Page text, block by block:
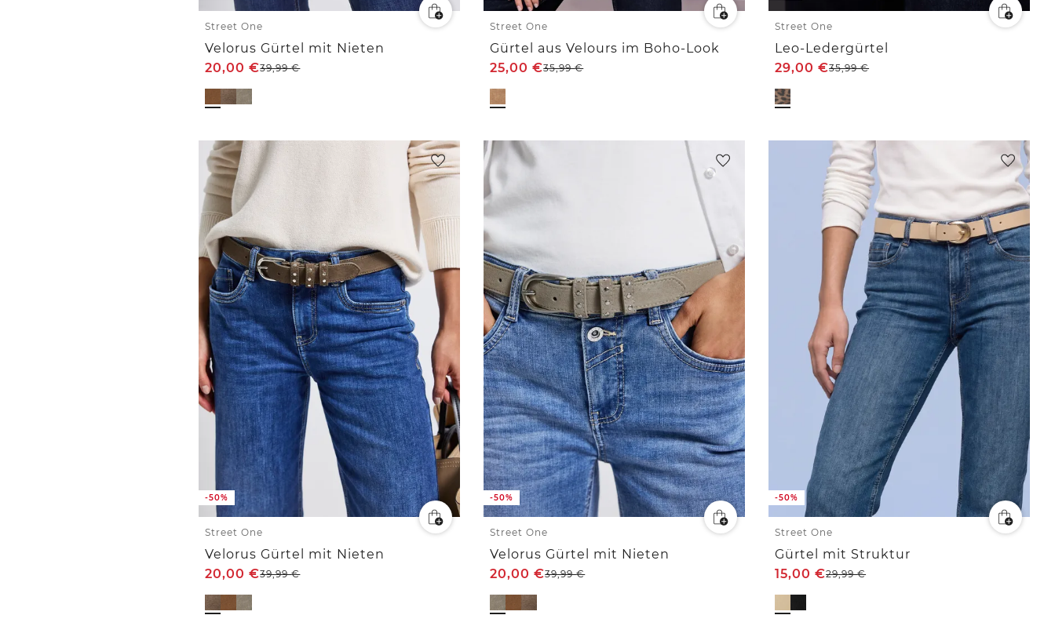
Street One
Velorus Gürtel mit Nieten
20,00€39,99€
Street One
Gürtel aus Velours im Boho-Look
25,00€35,99€
Street One
Leo-Ledergürtel
29,00€35,99€
-50%
Street One
Velorus Gürtel mit Nieten
20,00€39,99€
-50%
Street One
Velorus Gürtel mit Nieten
20,00€39,99€
-50%
Street One
Gürtel mit Struktur
15,00€29,99€